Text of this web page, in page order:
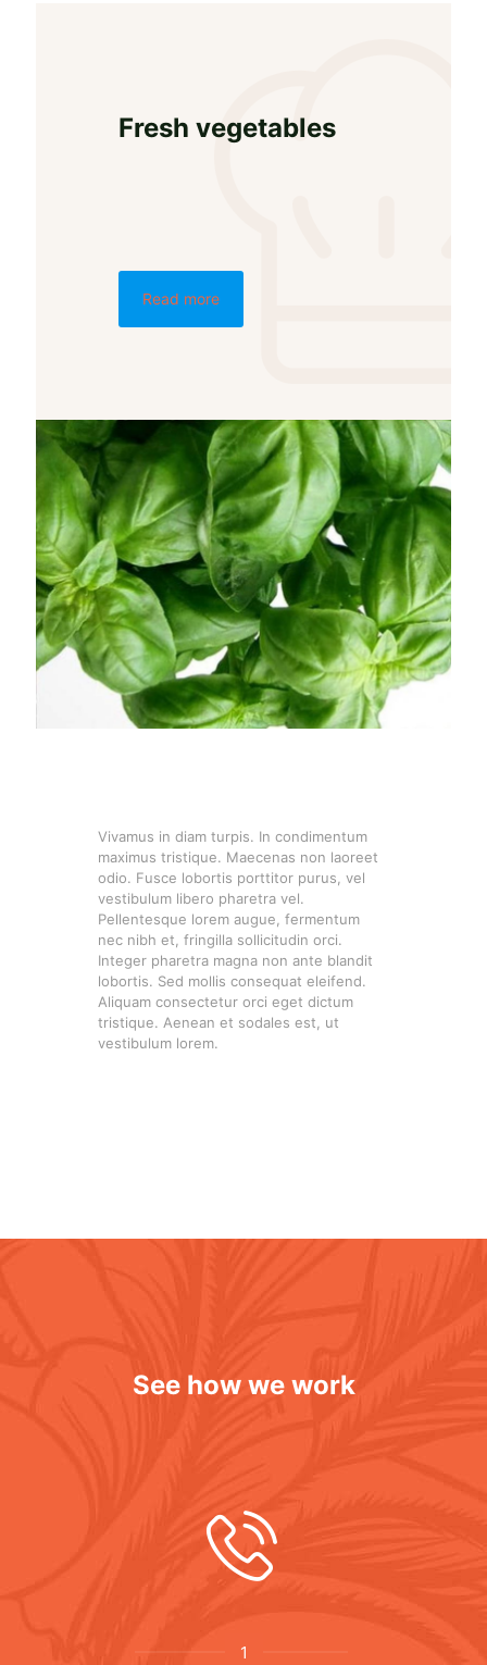
Fresh vegetables
Read more
Vivamus in diam turpis. In condimentum
maximus tristique. Maecenas non laoreet
odio. Fusce lobortis porttitor purus, vel
vestibulum libero pharetra vel.
Pellentesque lorem augue, fermentum
nec nibh et, fringilla sollicitudin orci.
Integer pharetra magna non ante blandit
lobortis. Sed mollis consequat eleifend.
Aliquam consectetur orci eget dictum
tristique. Aenean et sodales est, ut
vestibulum lorem.
See how we work
1